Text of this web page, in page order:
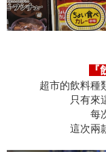
超市的飲料種
只有來
每
這次兩